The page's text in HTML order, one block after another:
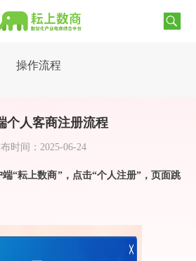
操作流程
个人客商注册流程
时间：2025-06-24
“耘上数商”，点击“个人注册”，页面跳